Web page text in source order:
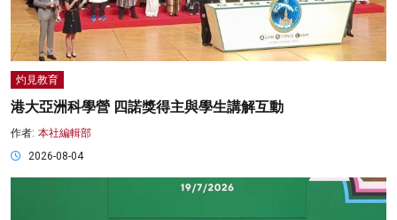
灼見教育
港大亞洲科學營 四諾獎得主與學生講解互動
作者: 本社編輯部
2026-08-04